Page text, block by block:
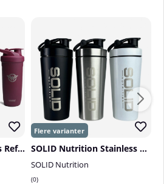
Smartshake DC Comics Reforce Stainless Steel, 900 ml SOLID Nutrition Stainless Steel Shaker, 750 ml
SOLID Nutrition
0